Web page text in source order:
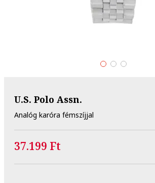
U.S. Polo Assn.
Analóg karóra fémszíjjal
37.199 Ft